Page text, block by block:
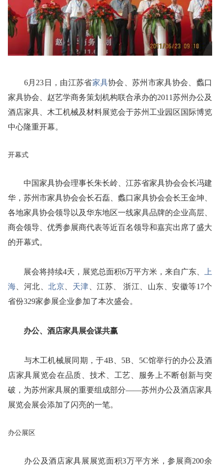
6月23日，由江苏省家具协会、苏州市家具协会、蠡口
家具协会、赵艺学商务策划机构联合承办的2011苏州办公及
酒店家具、木工机械及材料展览会于苏州工业园区国际博览
中心隆重开幕。
开幕式
中国家具协会理事长朱长岭、江苏省家具协会会长冯建
华，苏州市家具协会会长石磊、蠡口家具协会会长王金坤、
各地家具协会领导以及华东地区一线家具品牌的企业高层、
商会领导、优秀参展商代表等近百名领导和嘉宾出席了盛大
的开幕式。
展会将持续4天，展览总面积6万平方米，来自广东、
上
海 、河北、北京 天津 、江苏、 浙江、山东、安徽等17个
省份329家参展企业参加了本次盛会。
办公、酒店家具展会谋共赢
与木工机械展同期，于4B、5B、5C馆举行的办公及酒
店家具展览会在品质、技术、工艺、服务上不断创新与突
破，为苏州家具展的重要组成部分――苏州办公及酒店家具
展览会展会添加了闪亮的一笔。
办公展区
办公及酒店家具展展览面积3万平方米，参展商200余